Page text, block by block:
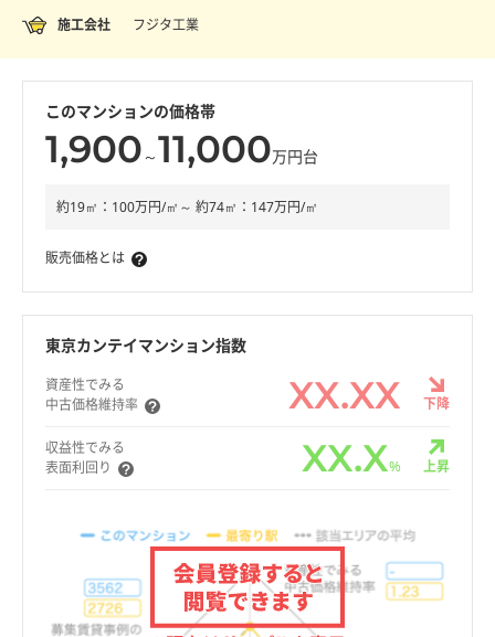
施工会社 フジタ工業
このマンションの価格帯
1,900 ～11,000万円台
約19㎡：100万円/㎡～ 約74㎡：147万円/㎡
販売価格とは
東京カンテイマンション指数
資産性でみる
中古価格維持率
XX.XX 下降
収益性でみる
表面利回り
XX.X% 上昇